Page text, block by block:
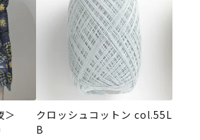
＞
クロッシュコットン col.55L
B